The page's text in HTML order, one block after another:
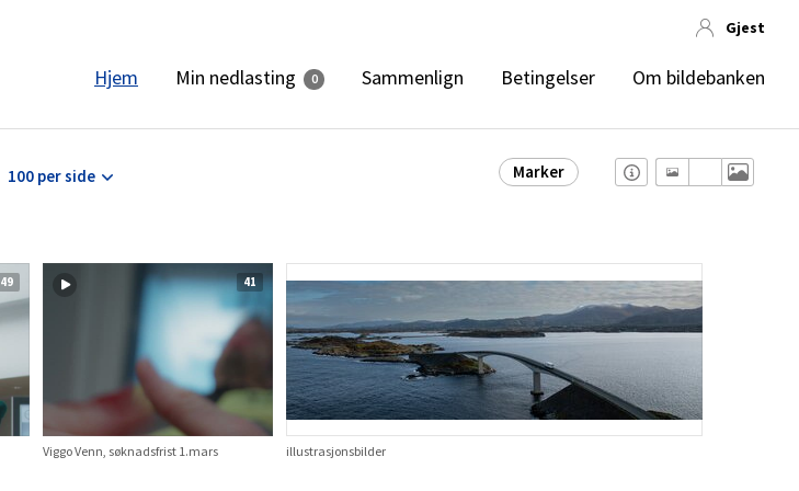
Gjest
Hjem Min nedlasting 0 Sammenlign Betingelser Om bildebanken
100 per side Marker
49 41
Viggo Venn, søknadsfrist 1.mars illustrasjonsbilder